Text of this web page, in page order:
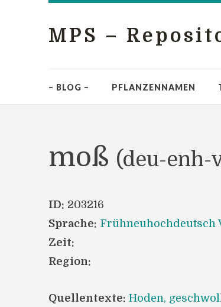
MPS –
– BLOG – PFLANZENNAMEN
moß (deu-enh-
ID: 203216
Sprache: Frühneuhochdeutsch
Zeit:
Region:
Quellentexte: Hoden,